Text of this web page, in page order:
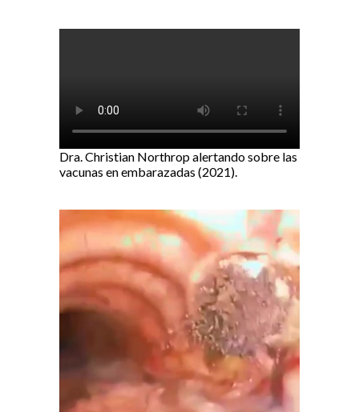
Dra. Christian Northrop alertando sobre las
vacunas en embarazadas (2021).